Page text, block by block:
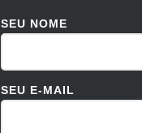
SEU NOME
SEU E-MAIL